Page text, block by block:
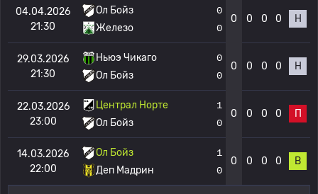
04.04.2026
21:30
Ол Бойз
Железо
0
0
0 0 0 0 Н
29.03.2026
21:30
Ньюэ Чикаго
Ол Бойз
0
0
0 0 0 0 Н
22.03.2026
23:00
Централ Норте
Ол Бойз
1
0
0 0 0 0 П
14.03.2026
22:00
Ол Бойз
Деп Мадрин
1
0
0 0 0 0 В